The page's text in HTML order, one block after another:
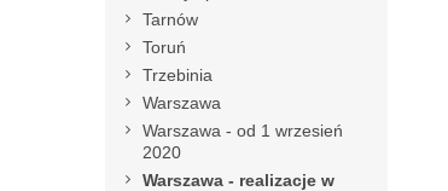
Tarnów
Toruń
Trzebinia
Warszawa
Warszawa - od 1 wrzesień
2020
Warszawa - realizacje w